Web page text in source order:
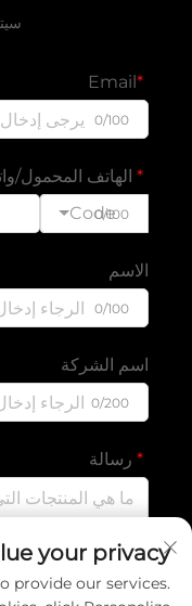
Email
0/100
الهاتف المحمول/
Code
0/100
الاسم
0/100
اسم الشركة
0/200
رسالة
0/1000
your privacy
provide our services.